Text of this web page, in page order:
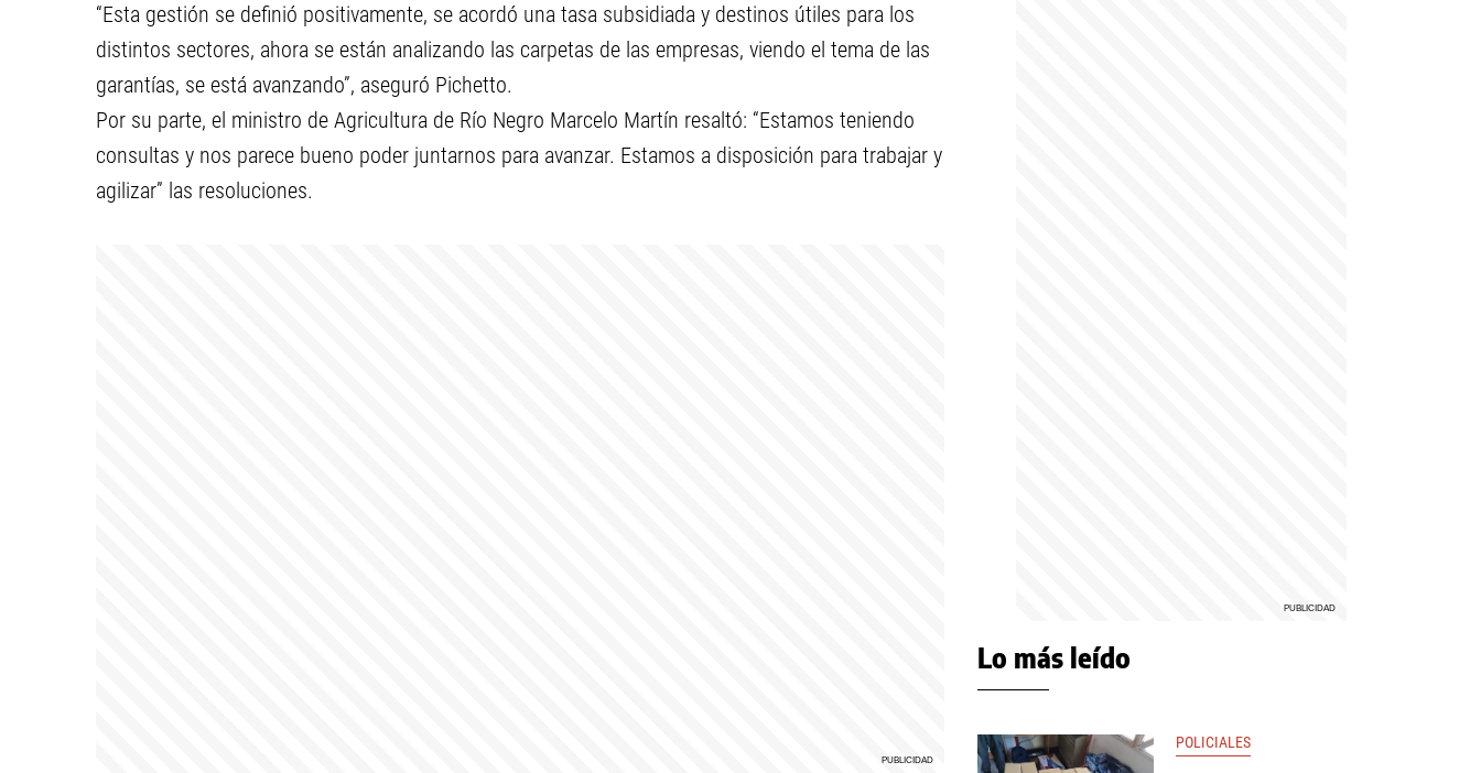
“Esta gestión se definió positivamente, se acordó una tasa subsidiada y destinos útiles para los
distintos sectores, ahora se están analizando las carpetas de las empresas, viendo el tema de las
garantías, se está avanzando”, aseguró Pichetto.
Por su parte, el ministro de Agricultura de Río Negro Marcelo Martín resaltó: “Estamos teniendo
consultas y nos parece bueno poder juntarnos para avanzar. Estamos a disposición para trabajar y
agilizar” las resoluciones.
Lo más leído
POLICIALES